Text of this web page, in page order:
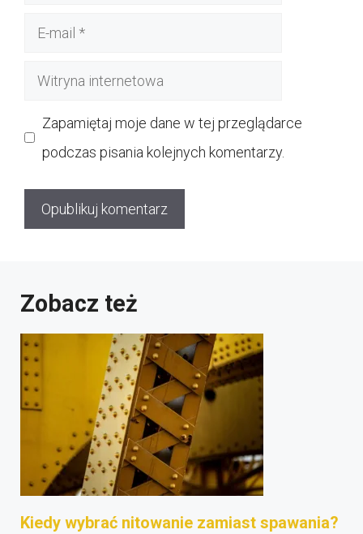
Witryna
Zapamiętaj moje dane w tej przeglądarce
podczas pisania kolejnych komentarzy.
Zobacz też
Kiedy wybrać nitowanie zamiast spawania?